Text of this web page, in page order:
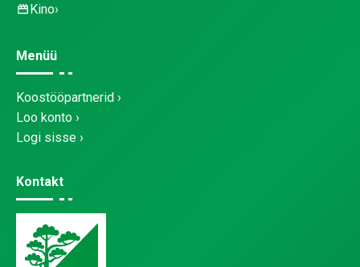
Kino
Menüü
Koostööpartnerid
Loo konto
Logi sisse
Kontakt